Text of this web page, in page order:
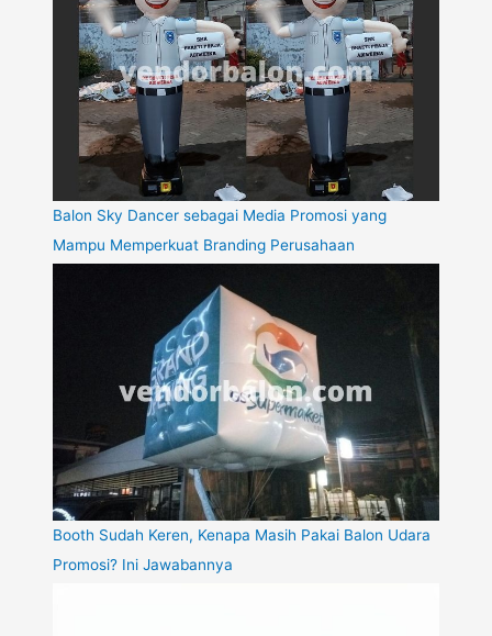
Balon Sky Dancer sebagai Media Promosi yang
Mampu Memperkuat Branding Perusahaan
Booth Sudah Keren, Kenapa Masih Pakai Balon Udara
Promosi? Ini Jawabannya